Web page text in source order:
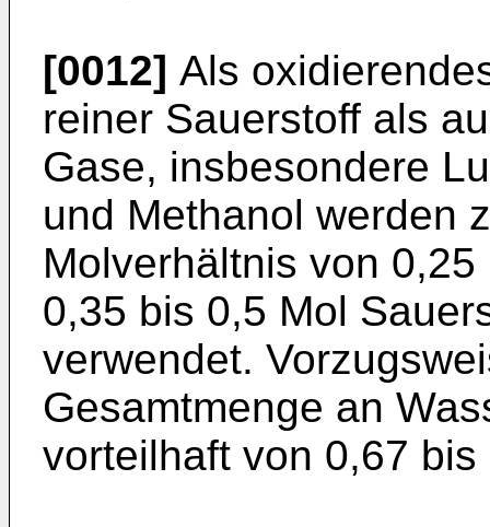
[0012] Als
reiner Sauerstoff als
Gase, insbesondere
und Methanol werden
Molverhältnis von
0,35 bis 0,5 Mol
verwendet.
Gesamtmenge an
vorteilhaft von 0,67